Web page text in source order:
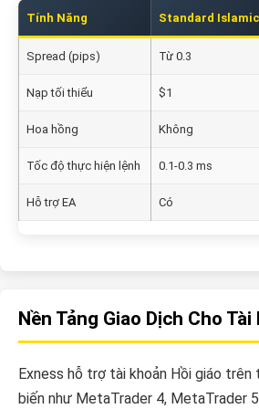
Tính Năng Standard Islamic
Spread (pips) Từ 0.3
Nạp tối thiểu $1
Hoa hồng Không
Tốc độ thực hiện lệnh 0.1-0.3 ms
Hỗ trợ EA Có
Nền Tảng Giao Dịch Cho
Exness hỗ trợ tài khoản Hồi giáo
biến như MetaTrader 4, MetaTrader